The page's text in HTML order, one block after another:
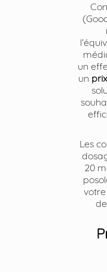
un
un prix
Les
20
votre